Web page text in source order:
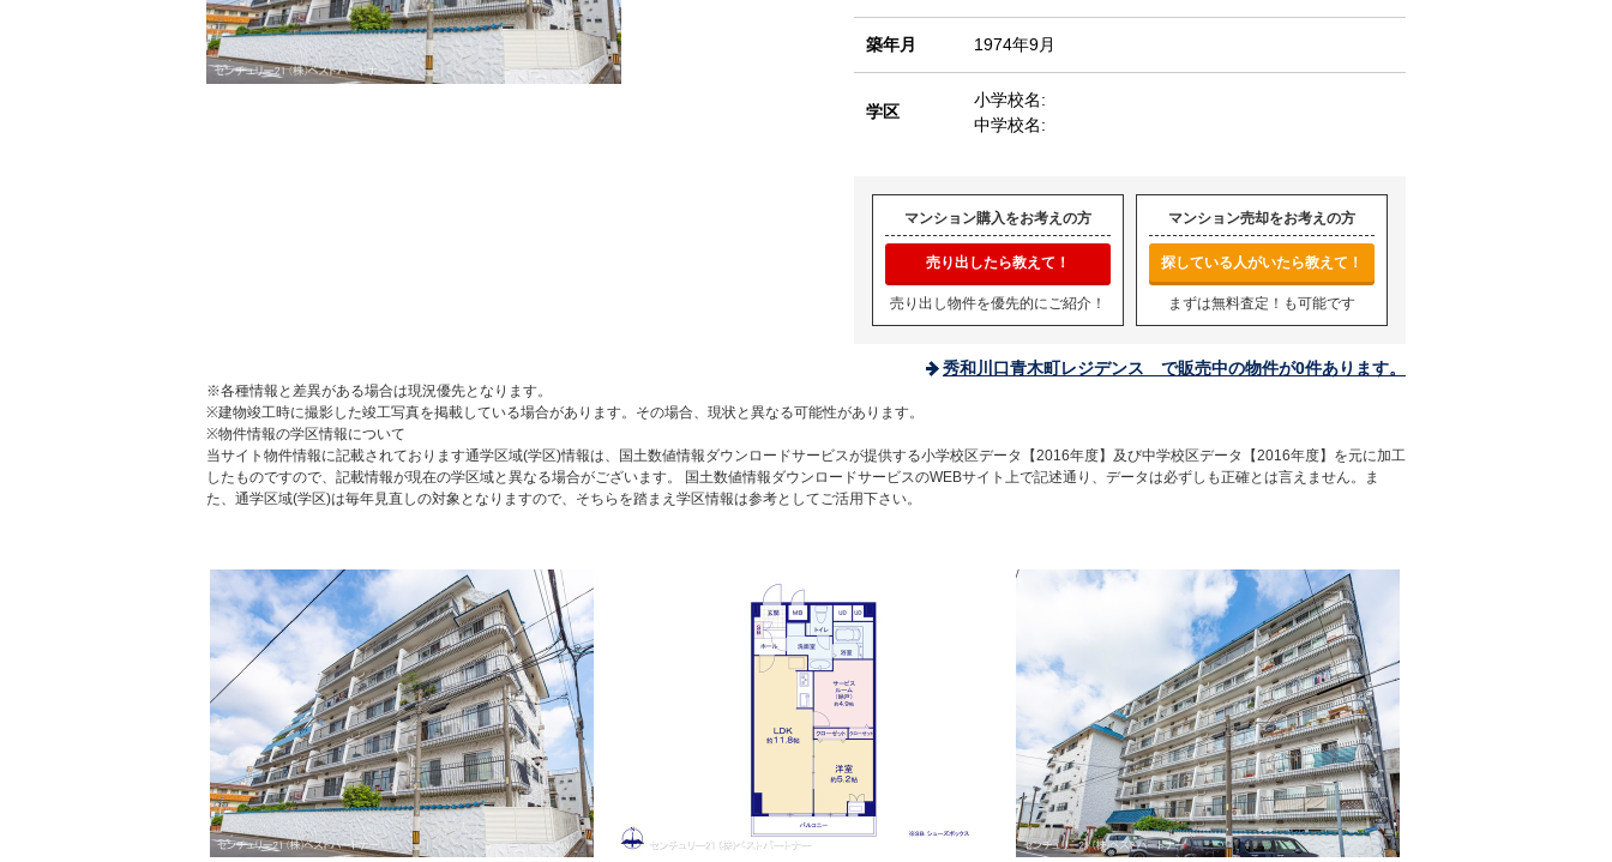
築年月 1974年9月
学区
小学校名:
中学校名:
マンション購入をお考えの方
売り出したら教えて！
売り出し物件を優先的にご紹介！
マンション売却をお考えの方
探している人がいたら教えて！
まずは無料査定！も可能です
秀和川口青木町レジデンス で販売中の物件が0件あります。
※各種情報と差異がある場合は現況優先となります。
※建物竣工時に撮影した竣工写真を掲載している場合があります。その場合、現状と異なる可能性があります。
※物件情報の学区情報について
当サイト物件情報に記載されております通学区域(学区)情報は、国土数値情報ダウンロードサービスが提供する小学校区データ【2016年度】及び中学校区データ【2016年度】を元に加工
したものですので、記載情報が現在の学区域と異なる場合がございます。 国土数値情報ダウンロードサービスのWEBサイト上で記述通り、データは必ずしも正確とは言えません。ま
た、通学区域(学区)は毎年見直しの対象となりますので、そちらを踏まえ学区情報は参考としてご活用下さい。